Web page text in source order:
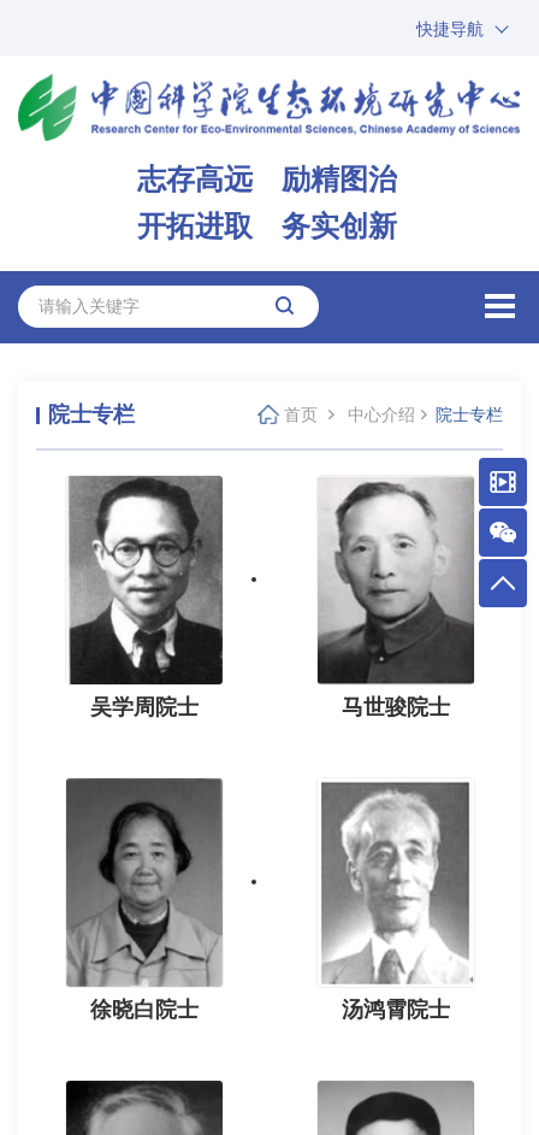
快捷导航
ARP
邮箱
志存高远 励精图治
开拓进取 务实创新
院士专栏 首页 中心介绍 院士专栏
吴学周院士 马世骏院士
徐晓白院士 汤鸿霄院士